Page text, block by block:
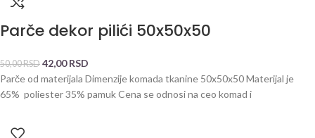
Parče dekor pilići 50x50x50
50,00RSD 42,00RSD
Parče od materijala Dimenzije komada tkanine 50x50x50 Materijal je
65% poliester 35% pamuk Cena se odnosi na ceo komad i